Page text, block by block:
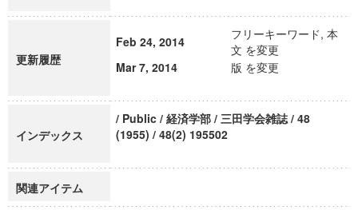
更新履歴
Feb 24, 2014
フリーキーワード, 本
文 を変更
Mar 7, 2014
版 を変更
インデックス
/ Public / 経済学部 / 三田学会雑誌 / 48
(1955) / 48(2) 195502
関連アイテム